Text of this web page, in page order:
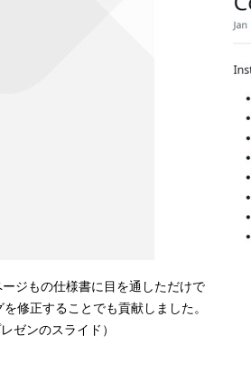
ージもの仕様書に目を通しただけで
修正することでも貢献しました。
ゼンのスライド）